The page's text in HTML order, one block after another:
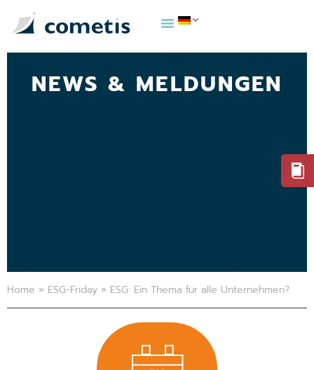
NEWS & MELDUNGEN
Home » ESG-Friday » ESG: Ein Thema für alle Unternehmen?